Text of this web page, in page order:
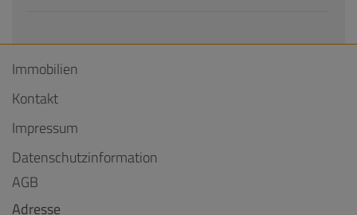
Immobilien
Kontakt
Impressum
Datenschutzinformation
AGB
Adresse